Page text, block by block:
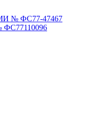
№ ФС77-47467
ФС77110096